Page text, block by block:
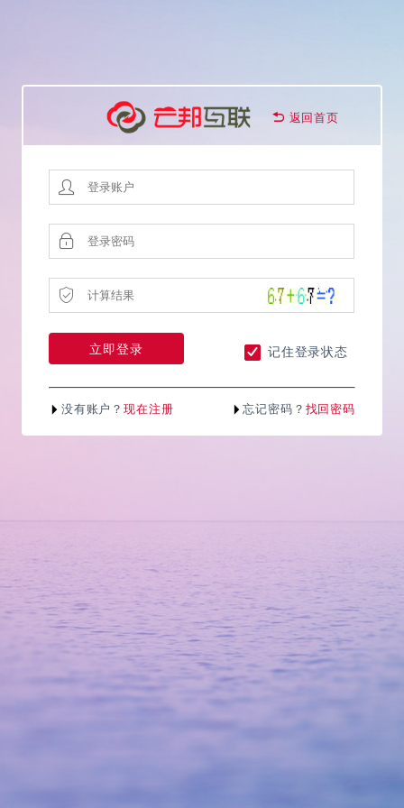
返回首页
记住登录状态
没有账户？现在注册 忘记密码？ 找回密码